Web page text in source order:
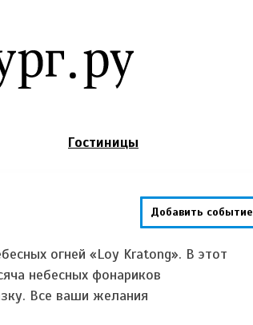
Гостиницы
Добавить событие
огней «Loy Kratong». В этот
небесных фонариков
Все ваши желания